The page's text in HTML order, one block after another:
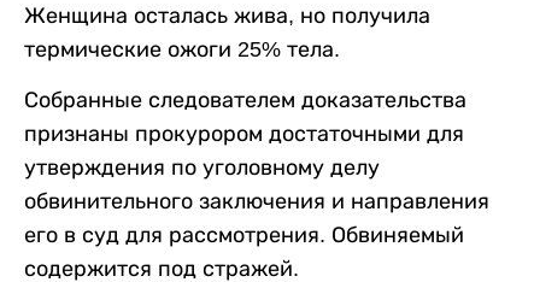
Женщина осталась жива, но получила
термические ожоги 25% тела.
Собранные следователем доказательства
признаны прокурором достаточными для
утверждения по уголовному делу
обвинительного заключения и направления
его в суд для рассмотрения. Обвиняемый
содержится под стражей.